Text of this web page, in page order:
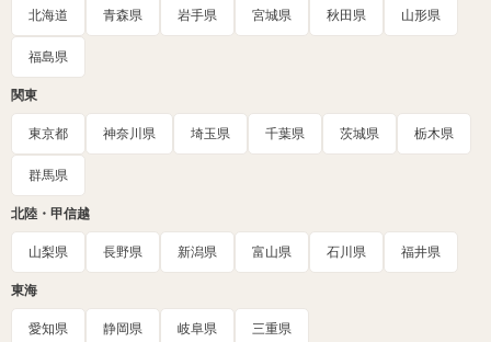
北海道 青森県 岩手県 宮城県 秋田県 山形県
福島県
関東
東京都 神奈川県 埼玉県 千葉県 茨城県 栃木県
群馬県
北陸・甲信越
山梨県 長野県 新潟県 富山県 石川県 福井県
東海
愛知県 静岡県 岐阜県 三重県